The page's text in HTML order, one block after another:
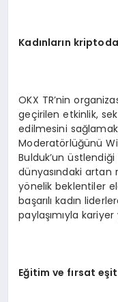
Kadınların
OKX TR’nin
geçirilen etkinlik,
edilmesini
Moderatörlüğünü
Bulduk’un
dünyasındaki artan
yönelik beklentiler
başarılı kadın
paylaşımıyla kariyer
Eğitim ve fırsat eş